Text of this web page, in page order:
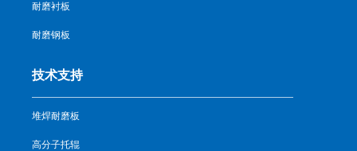
耐磨衬板
耐磨钢板
技术支持
堆焊耐磨板
高分子托辊